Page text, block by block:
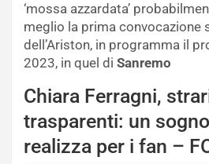
‘mossa azzardata’
meglio la prima convocazione
dell’Ariston, in programma il
2023, in quel di Sanremo
Chiara Ferragni,
trasparenti: un
realizza per i fan –